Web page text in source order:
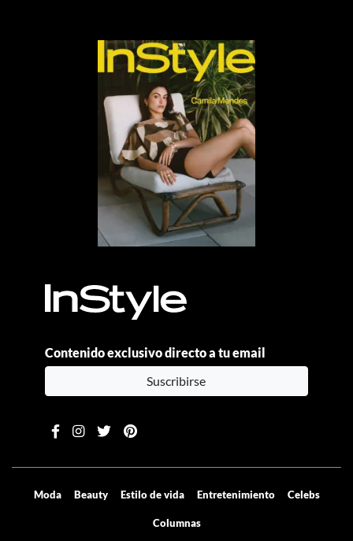
Contenido exclusivo directo a tu email
Suscribirse
Moda Beauty Estilo de vida Entretenimiento Celebs
Columnas